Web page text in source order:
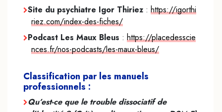
Site du psychiatre Igor Thiriez : https://igorthi
riez.com/index-des-fiches/
Podcast Les Maux Bleus : https://placedesscie
nces.fr/nos-podcasts/les-maux-bleus/
Classification par les manuels
professionnels :
Qu’est-ce que le trouble dissociatif de